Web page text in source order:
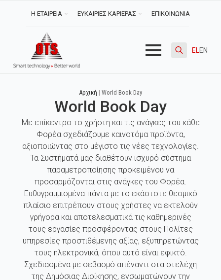
Η ΕΤΑΙΡΕΙΑ ΕΥΚΑΙΡΙΕΣ ΚΑΡΙΕΡΑΣ ΕΠΙΚΟΙΝΩΝΙΑ
ELEN
Αρχική | World Book Day
World Book Day
Με επίκεντρο το χρήστη και τις ανάγκες του κάθε
Φορέα σχεδιάζουμε καινοτόμα προϊόντα,
αξιοποιώντας στο μέγιστο τις νέες τεχνολογίες.
Τα Συστήματά μας διαθέτουν ισχυρό σύστημα
παραμετροποίησης προκειμένου να
προσαρμόζονται στις ανάγκες του Φορέα.
Ευθυγραμμισμένα πάντα με το εκάστοτε θεσμικό
πλαίσιο επιτρέπουν στους χρήστες να εκτελούν
γρήγορα και αποτελεσματικά τις καθημερινές
τους εργασίες προσφέροντας στους Πολίτες
υπηρεσίες προστιθέμενης αξίας, εξυπηρετώντας
τους ηλεκτρονικά, όπου αυτό είναι εφικτό.
Σχεδιασμένα με σεβασμό απέναντι στα στελέχη
της Δημόσιας Διοίκησης, ενσωματώνουν την